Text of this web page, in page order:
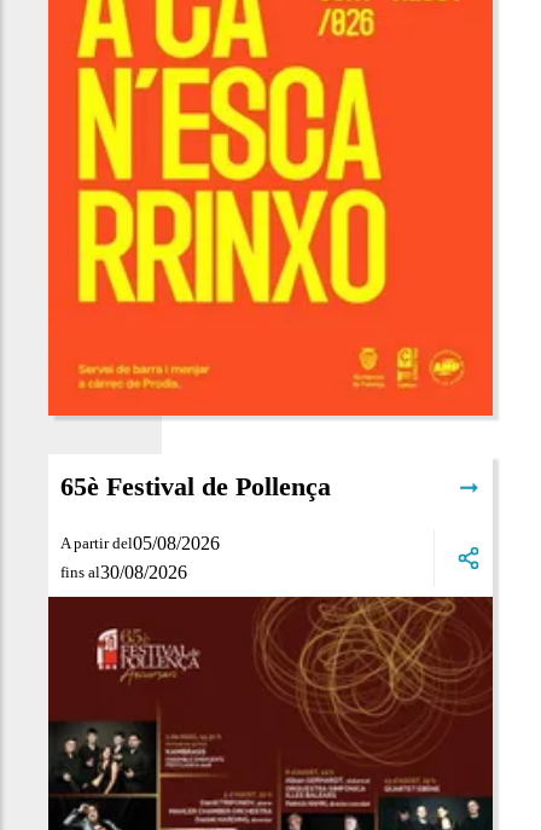
A partir del05/08/2026
fins al30/08/2026
65è Festival de Pollença ➞